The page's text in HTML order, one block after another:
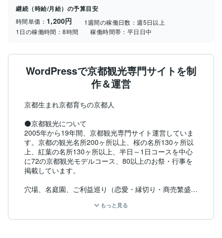
継続（時給/月給）の予算目安
時間単価： 1,200円 1週間の稼働日数：週5日以上
1日の稼働時間：8時間 稼働時間帯： 平日日中
WordPressで京都観光専門サイトを制
作＆運営
京都生まれ京都育ちの京都人
⚫️京都観光について
2005年から19年間、京都観光専門サイト運営していま
す。京都の観光名所200ヶ所以上、桜の名所130ヶ所以
上、紅葉の名所130ヶ所以上、半日～1日コースを中心
に72の京都観光モデルコース、80以上のお祭・行事を
掲載しています。
穴場、名庭園、ご利益巡り（恋愛・縁切り・商売繁盛な
口で京都旅行プランをご提案出来ます。
もっと見る